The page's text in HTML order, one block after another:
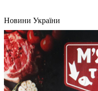
Новини України